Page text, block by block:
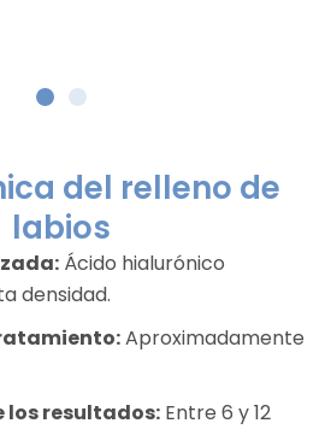
del relleno de
labios
Ácido hialurónico
densidad.
Aproximadamente
los resultados: Entre 6 y 12